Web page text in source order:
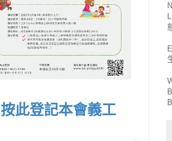
按此登記本會義工